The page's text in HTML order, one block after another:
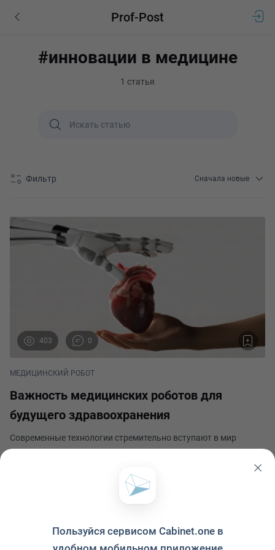
Prof-Post
#инновации в медицине
1 статья
Фильтр Сначала новые
403 0
МЕДИЦИНСКИЙ РОБОТ
Важность медицинских роботов для
будущего здравоохранения
Современные технологии стремительно вступают в мир
медицины, предлагая новые возможности и перспективы для
которая привлекает все больше внимания, являются
медицинские роботы. Эти автоматизированные устрой
Опубликовано 22 апреля 2024
Пользуйся сервисом Cabinet.one в